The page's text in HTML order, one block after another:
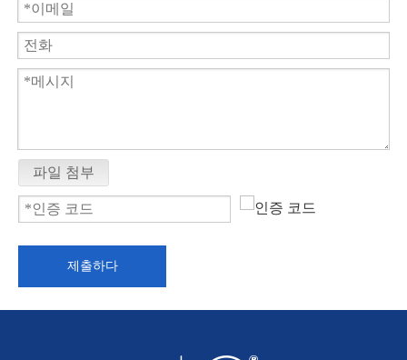
파일 첨부
제출하다